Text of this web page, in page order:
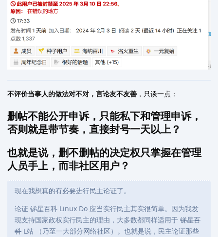
不评价当事人的做法对不对，言论友不友善 ，只谈一点：
删帖不能公开申诉，只能私下和管理申诉，
否则就是带节奏，直接封号一天以上？
也就是说，删不删帖的决定权只掌握在管理
人员手上，而非社区用户？
现在我想真的有必要进行民主论证了。
论证 锑星百科 Linux Do 应当实行民主其实很简单。因为我发
现支持国家政权实行民主的理由，大多数都同样适用于 锑星百
科 L站 （乃至一大部分网络社区）。也就是说，民主论证那些